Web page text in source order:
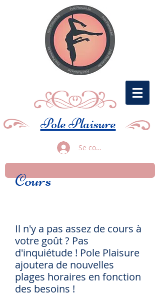
Pole Plaisure
Se connecter
Cours
Il n'y a pas assez de cours à
votre goût ? Pas
d'inquiétude ! Pole Plaisure
ajoutera de nouvelles
plages horaires en fonction
des besoins !